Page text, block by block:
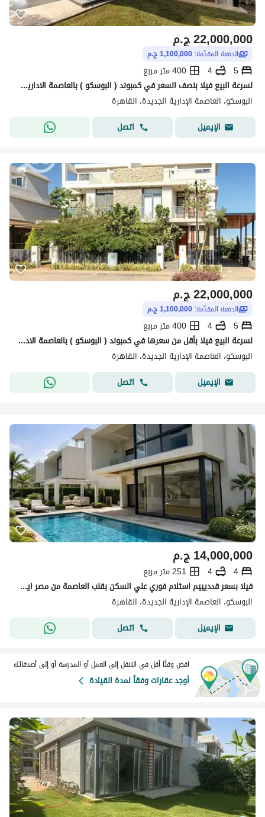
ج.م22,000,000
الدفعة المقدّمة: 1,100,000 ج.م
5
4
400 متر مربع
لسرعة البيع فيلا بنصف السعر في كمبوند ( البوسكو ) بالعاصمة الادارية الجديدة منطقة المستثمرين امام كمبوند سيليا ( جاهزة للمعاينة )
البوسكو، العاصمة الإدارية الجديدة، القاهرة
الإيميل
اتصل
ج.م22,000,000
الدفعة المقدّمة: 1,100,000 ج.م
5
4
400 متر مربع
لسرعة البيع فيلا بأقل من سعرها في كمبوند ( البوسكو ) بالعاصمة الادارية الجديدة منطقة المستثمرين امام كمبوند سيليا ( جاهزة للمعاينة )
البوسكو، العاصمة الإدارية الجديدة، القاهرة
الإيميل
اتصل
ج.م14,000,000
4
4
251 متر مربع
فيلا بسعر قدديييم استلام فوري علي السكن بقلب العاصمة من مصر ايطاليا الكمبوند ساكن بالفعل
البوسكو، العاصمة الإدارية الجديدة، القاهرة
الإيميل
اتصل
اقض وقتًا أقل في التنقل إلى العمل أو المدرسة أو إلى أصدقائك
أوجد عقارات وفقاً لمدة القيادة